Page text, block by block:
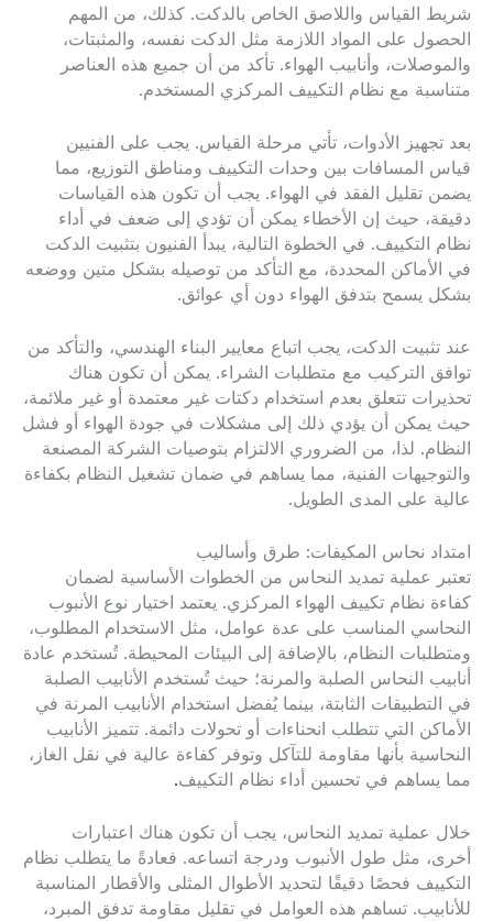
شريط القياس واللاصق الخاص بالدكت. كذلك، من المهم
الحصول على المواد اللازمة مثل الدكت نفسه، والمثبتات،
والموصلات، وأنابيب الهواء. تأكد من أن جميع هذه العناصر
متناسبة مع نظام التكييف المركزي المستخدم.
بعد تجهيز الأدوات، تأتي مرحلة القياس. يجب على الفنيين
قياس المسافات بين وحدات التكييف ومناطق التوزيع، مما
يضمن تقليل الفقد في الهواء. يجب أن تكون هذه القياسات
دقيقة، حيث إن الأخطاء يمكن أن تؤدي إلى ضعف في أداء
نظام التكييف. في الخطوة التالية، يبدأ الفنيون بتثبيت الدكت
في الأماكن المحددة، مع التأكد من توصيله بشكل متين ووضعه
بشكل يسمح بتدفق الهواء دون أي عوائق.
عند تثبيت الدكت، يجب اتباع معايير البناء الهندسي، والتأكد من
توافق التركيب مع متطلبات الشراء. يمكن أن تكون هناك
تحذيرات تتعلق بعدم استخدام دكتات غير معتمدة أو غير ملائمة،
حيث يمكن أن يؤدي ذلك إلى مشكلات في جودة الهواء أو فشل
النظام. لذا، من الضروري الالتزام بتوصيات الشركة المصنعة
والتوجيهات الفنية، مما يساهم في ضمان تشغيل النظام بكفاءة
عالية على المدى الطويل.
امتداد نحاس المكيفات: طرق وأساليب
تعتبر عملية تمديد النحاس من الخطوات الأساسية لضمان
كفاءة نظام تكييف الهواء المركزي. يعتمد اختيار نوع الأنبوب
النحاسي المناسب على عدة عوامل، مثل الاستخدام المطلوب،
ومتطلبات النظام، بالإضافة إلى البيئات المحيطة. تُستخدم عادة
أنابيب النحاس الصلبة والمرنة؛ حيث تُستخدم الأنابيب الصلبة
في التطبيقات الثابتة، بينما يُفضل استخدام الأنابيب المرنة في
الأماكن التي تتطلب انحناءات أو تحولات دائمة. تتميز الأنابيب
النحاسية بأنها مقاومة للتآكل وتوفر كفاءة عالية في نقل الغاز،
مما يساهم في تحسين أداء نظام التكييف.
خلال عملية تمديد النحاس، يجب أن تكون هناك اعتبارات
أخرى، مثل طول الأنبوب ودرجة اتساعه. فعادةً ما يتطلب نظام
التكييف فحصًا دقيقًا لتحديد الأطوال المثلى والأقطار المناسبة
للأنابيب. تساهم هذه العوامل في تقليل مقاومة تدفق المبرد،